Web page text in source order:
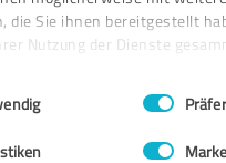
die Sie ihnen bereitgestellt
Nutzung der Dienste
Datenschutzbestimmungen
Anbietern aus dem
Training